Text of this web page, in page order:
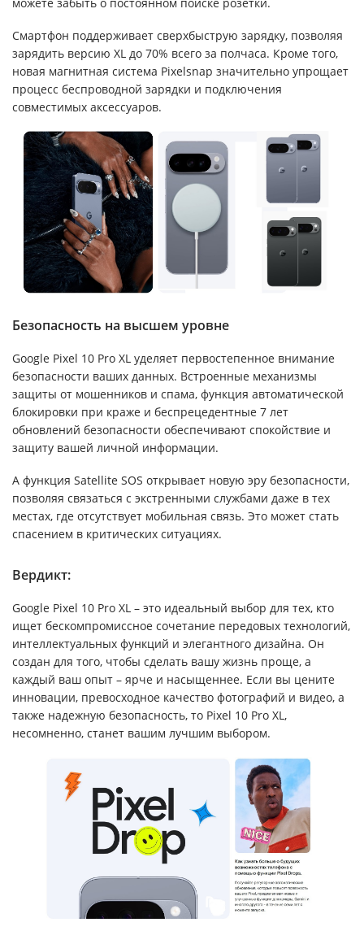
Смартфон поддерживает сверхбыструю зарядку, позволяя
зарядить версию XL до 70% всего за полчаса. Кроме того,
новая магнитная система Pixelsnap значительно упрощает
процесс беспроводной зарядки и подключения
совместимых аксессуаров.
Безопасность на высшем уровне
Google Pixel 10 Pro XL уделяет первостепенное внимание
безопасности ваших данных. Встроенные механизмы
защиты от мошенников и спама, функция автоматической
блокировки при краже и беспрецедентные 7 лет
обновлений безопасности обеспечивают спокойствие и
защиту вашей личной информации.
А функция Satellite SOS открывает новую эру безопасности,
позволяя связаться с экстренными службами даже в тех
местах, где отсутствует мобильная связь. Это может стать
спасением в критических ситуациях.
Вердикт:
Google Pixel 10 Pro XL – это идеальный выбор для тех, кто
ищет бескомпромиссное сочетание передовых технологий,
интеллектуальных функций и элегантного дизайна. Он
создан для того, чтобы сделать вашу жизнь проще, а
каждый ваш опыт – ярче и насыщеннее. Если вы цените
инновации, превосходное качество фотографий и видео, а
также надежную безопасность, то Pixel 10 Pro XL,
несомненно, станет вашим лучшим выбором.